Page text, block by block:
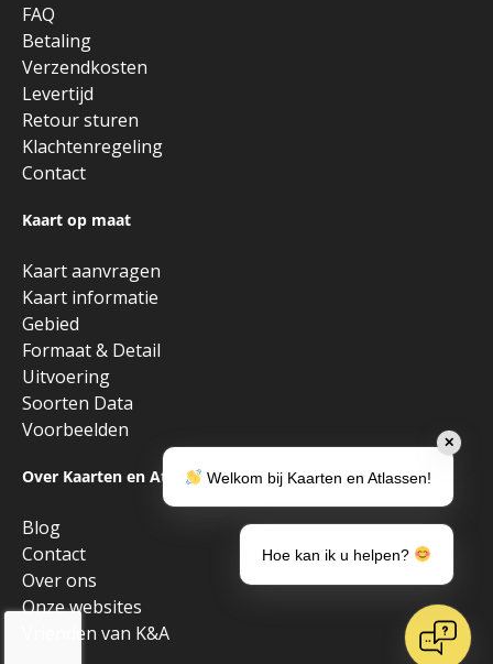
FAQ
Betaling
Verzendkosten
Levertijd
Retour sturen
Klachtenregeling
Contact
Kaart op maat
Kaart aanvragen
Kaart informatie
Gebied
Formaat & Detail
Uitvoering
Soorten Data
Voorbeelden
Over Kaarten en Atlassen
Blog
Contact
Over ons
Onze websites
Vrienden van K&A
✕
Welkom bij Kaarten en Atlassen!
Hoe kan ik u helpen?